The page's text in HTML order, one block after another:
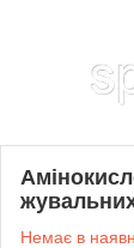
Немає в